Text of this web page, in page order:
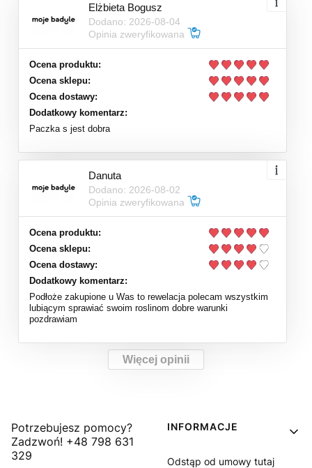
Elżbieta Bogusz
Dodano: 2026-08-04
Opinia zweryfikowana
Ocena produktu:
Ocena sklepu:
Ocena dostawy:
Dodatkowy komentarz:
Paczka s jest dobra
Danuta
Dodano: 2026-08-02
Opinia zweryfikowana
Ocena produktu:
Ocena sklepu:
Ocena dostawy:
Dodatkowy komentarz:
Podłoże zakupione u Was to rewelacja polecam wszystkim
lubiącym sprawiać swoim roslinom dobre warunki
pozdrawiam
Więcej opinii
Potrzebujesz pomocy?
Zadzwoń! +48 798 631
329
Linki w stopce
INFORMACJE
Odstąp od umowy tutaj